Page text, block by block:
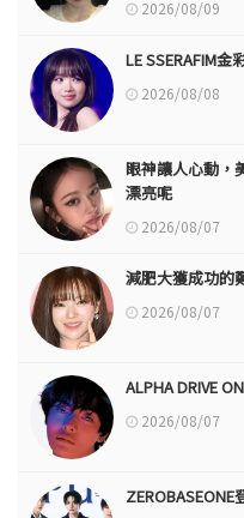
2026/08/09
LE SSERAFIM
2026/08/08
眼神讓人心動
漂亮呢
2026/08/07
減肥大獲成功的
2026/08/07
ALPHA DRIVE
2026/08/07